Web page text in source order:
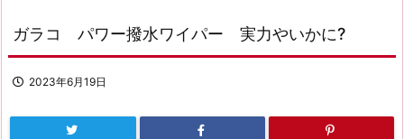
ガラコ パワー撥水ワイパー 実力やいかに?
2023年6月19日